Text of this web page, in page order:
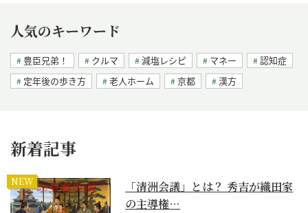
人気のキーワード
豊臣兄弟！ クルマ 減塩レシピ マネー
認知症
定年後の歩き方
老人ホーム 京都 漢方
新着記事
NEW
「清洲会議」とは？ 秀吉が織田家
の主導権…